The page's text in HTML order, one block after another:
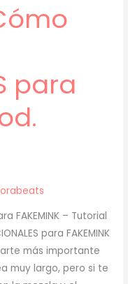
para
FAKEMINK – Tutorial
para FAKEMINK
más importante
muy largo, pero si te